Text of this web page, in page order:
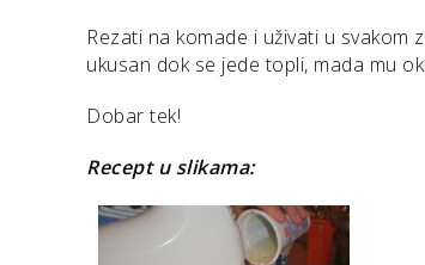
Rezati na komade i uživati u
ukusan dok se jede topli, mada mu
Dobar tek!
Recept u slikama: